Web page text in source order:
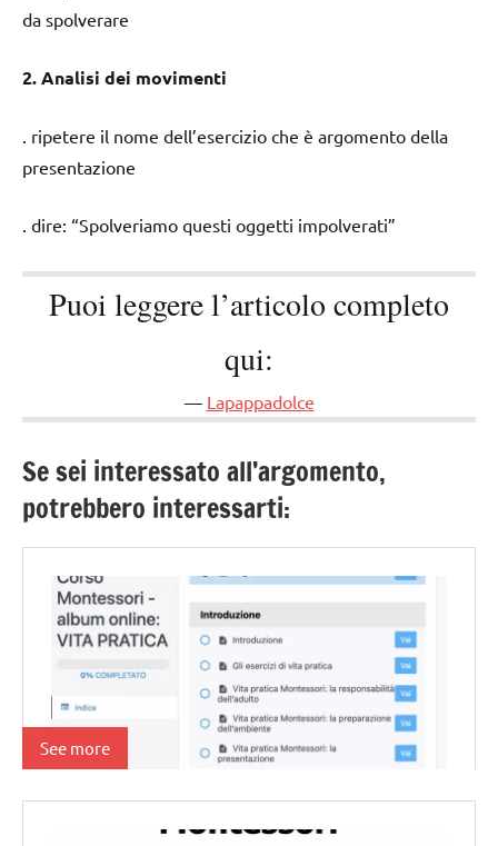
da spolverare
2. Analisi dei movimenti
. ripetere il nome dell’esercizio che è argomento della
presentazione
. dire: “Spolveriamo questi oggetti impolverati”
Puoi leggere l’articolo completo
qui:
Lapappadolce
Se sei interessato all’argomento,
potrebbero interessarti:
See more